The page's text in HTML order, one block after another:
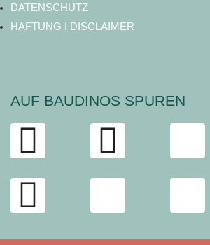
DATENSCHUTZ
HAFTUNG I DISCLAIMER
AUF BAUDINOS SPUREN